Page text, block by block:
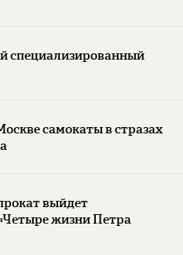
специализированный
самокаты в стразах
выйдет
жизни Петра